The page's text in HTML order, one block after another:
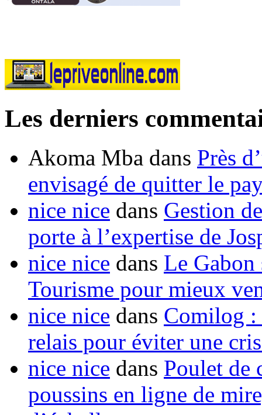
Les derniers
Akoma Mba dans Près
envisagé de quitter le
nice nice dans Gestion
porte à l’expertise de
nice nice dans Le Gabon
Tourisme pour mieux
nice nice dans Comilog :
relais pour éviter une
nice nice dans Poulet de
poussins en ligne de